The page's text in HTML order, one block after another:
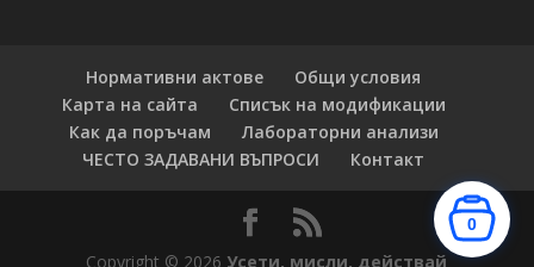
Нормативни актове
Общи условия
Карта на сайта
Списък на модификации
Как да поръчам
Лабораторни анализи
ЧЕСТО ЗАДАВАНИ ВЪПРОСИ
Контакт
Copyright © 2026 Усети, мисли, действай
0